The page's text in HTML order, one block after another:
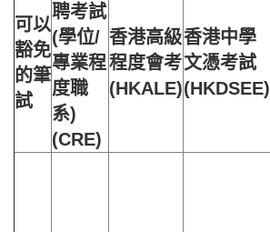
可以
豁免
的筆
試
聘考試
(學位/
專業程
度職
系)
(CRE)
香港高級
程度會考
(HKALE)
香港中學
文憑考試
(HKDSEE)